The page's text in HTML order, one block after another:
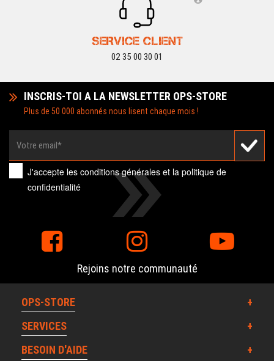
SERVICE CLIENT
02 35 00 30 01
INSCRIS-TOI A LA NEWSLETTER OPS-STORE
Plus de 50 000 abonnés nous lisent chaque mois !
J'accepte lesconditions générales et lapolitique de
confidentialité
Rejoins notre communauté
OPS-STORE
SERVICES
BESOIN D'AIDE